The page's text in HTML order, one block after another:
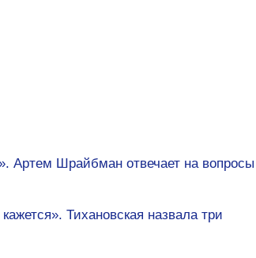
Артем Шрайбман отвечает на вопросы
Тихановская назвала три